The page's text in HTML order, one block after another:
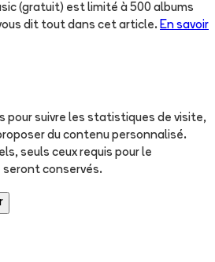
(gratuit) est limité à 500 albums
dit tout dans cet article. En savoir
pour suivre les statistiques de visite,
du contenu personnalisé.
seuls ceux requis pour le
conservés.